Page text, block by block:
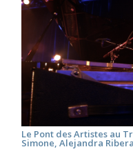
Le Pont des Artistes au
Simone, Alejandra Ribera